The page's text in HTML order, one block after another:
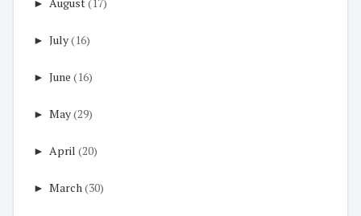
► July(16)
► June (16)
► May(29)
► April (20)
► March(30)